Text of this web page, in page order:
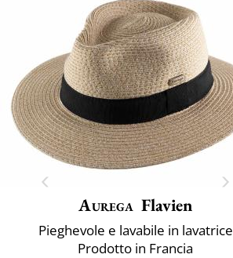
Aurega Flavien
Pieghevole e lavabile in lavatrice
Prodotto in Francia